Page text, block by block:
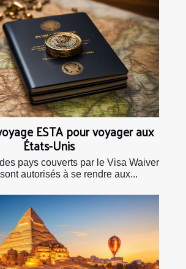
ESTA pour voyager aux
États-Unis
pays couverts par le Visa Waiver
autorisés à se rendre aux...